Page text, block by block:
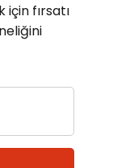
fırsatı